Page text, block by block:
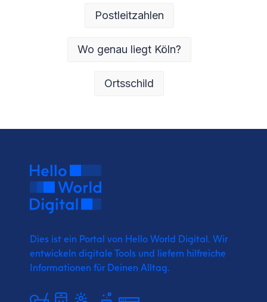
Postleitzahlen
Wo genau liegt Köln?
Ortsschild
Dies ist ein Portal von Hello World Digital. Wir
entwickeln digitale Tools und liefern hilfreiche
Informationen für Deinen Alltag.